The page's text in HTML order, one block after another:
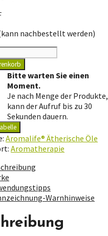
nachbestellt werden)
Bitte warten Sie einen
Moment.
Je nach Menge der Produkte,
kann der Aufruf bis zu 30
Sekunden dauern.
Aromalife® Ätherische Öle
Aromatherapie
Warnhinweise